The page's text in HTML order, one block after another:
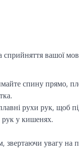
сприйняття вашої
спину прямо,
рухи рук, щоб
рук у кишенях.
звертаючи увагу на